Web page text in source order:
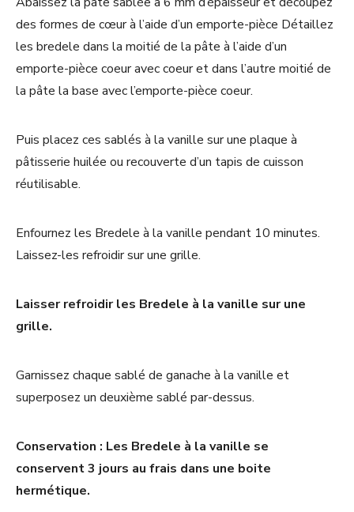
des formes de cœur à l’aide d’un emporte-pièce Détaillez
les bredele dans la moitié de la pâte à l’aide d’un
emporte-pièce coeur avec coeur et dans l’autre moitié de
la pâte la base avec l’emporte-pièce coeur.
Puis placez ces sablés à la vanille sur une plaque à
pâtisserie huilée ou recouverte d’un tapis de cuisson
réutilisable.
Enfournez les Bredele à la vanille pendant 10 minutes.
Laissez-les refroidir sur une grille.
Laisser refroidir les Bredele à la vanille sur une
grille.
Garnissez chaque sablé de ganache à la vanille et
superposez un deuxième sablé par-dessus.
Conservation : Les Bredele à la vanille se
conservent 3 jours au frais dans une boite
hermétique.